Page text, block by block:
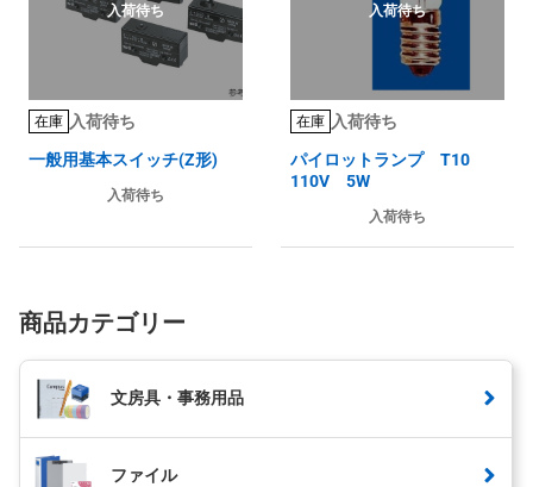
入荷待ち
在庫 入荷待ち
一般用基本スイッチ(Z形)
入荷待ち
入荷待ち
在庫 入荷待ち
パイロットランプ T10
110V 5W
入荷待ち
商品カテゴリー
文房具・事務用品
ファイル